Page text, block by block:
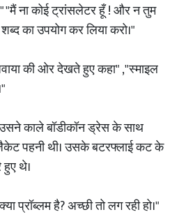
"मैं ना कोई ट्रांसलेटर हूँ ! और न तुम
का उपयोग कर लिया करो।"
की ओर देखते हुए कहा" ,"स्माइल
काले बॉडीकॉन ड्रेस के साथ
पहनी थी। उसके बटरफ्लाई कट के
थे।
प्रॉब्लम है? अच्छी तो लग रही हो।"